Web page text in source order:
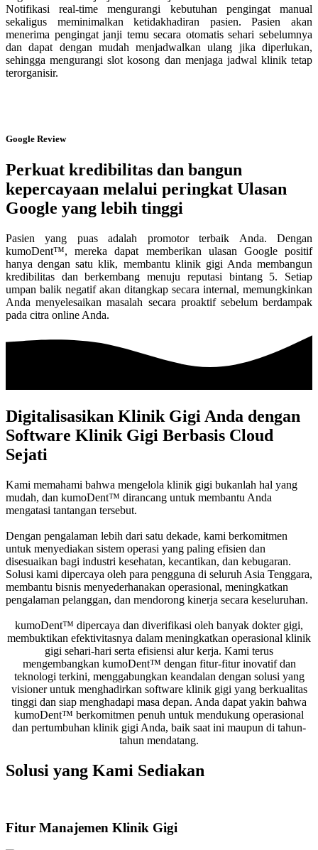
Notifikasi real-time mengurangi kebutuhan pengingat manual
sekaligus meminimalkan ketidakhadiran pasien. Pasien akan
menerima pengingat janji temu secara otomatis sehari sebelumnya
dan dapat dengan mudah menjadwalkan ulang jika diperlukan,
sehingga mengurangi slot kosong dan menjaga jadwal klinik tetap
terorganisir.
Google Review
Perkuat kredibilitas dan bangun
kepercayaan melalui peringkat Ulasan
Google yang lebih tinggi
Pasien yang puas adalah promotor terbaik Anda. Dengan
kumoDent™, mereka dapat memberikan ulasan Google positif
hanya dengan satu klik, membantu klinik gigi Anda membangun
kredibilitas dan berkembang menuju reputasi bintang 5. Setiap
umpan balik negatif akan ditangkap secara internal, memungkinkan
Anda menyelesaikan masalah secara proaktif sebelum berdampak
pada citra online Anda.
Digitalisasikan Klinik Gigi Anda dengan
Software Klinik Gigi Berbasis Cloud
Sejati
Kami memahami bahwa mengelola klinik gigi bukanlah hal yang
mudah, dan kumoDent™ dirancang untuk membantu Anda
mengatasi tantangan tersebut.
Dengan pengalaman lebih dari satu dekade, kami berkomitmen
untuk menyediakan sistem operasi yang paling efisien dan
disesuaikan bagi industri kesehatan, kecantikan, dan kebugaran.
Solusi kami dipercaya oleh para pengguna di seluruh Asia Tenggara,
membantu bisnis menyederhanakan operasional, meningkatkan
pengalaman pelanggan, dan mendorong kinerja secara keseluruhan.
kumoDent™ dipercaya dan diverifikasi oleh banyak dokter gigi,
membuktikan efektivitasnya dalam meningkatkan operasional klinik
gigi sehari-hari serta efisiensi alur kerja. Kami terus
mengembangkan kumoDent™ dengan fitur-fitur inovatif dan
teknologi terkini, menggabungkan keandalan dengan solusi yang
visioner untuk menghadirkan software klinik gigi yang berkualitas
tinggi dan siap menghadapi masa depan. Anda dapat yakin bahwa
kumoDent™ berkomitmen penuh untuk mendukung operasional
dan pertumbuhan klinik gigi Anda, baik saat ini maupun di tahun-
tahun mendatang.
Solusi yang Kami Sediakan
Fitur Manajemen Klinik Gigi